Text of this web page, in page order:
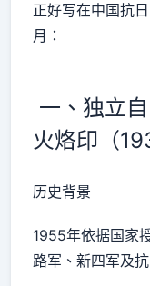
正好写在中国抗
月：
一、独立
火烙印（
历史背景
1955年依据国家
路军、新四军及